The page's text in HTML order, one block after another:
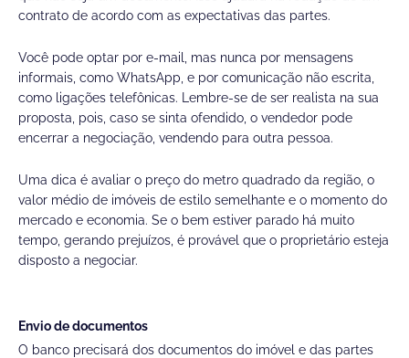
contrato de acordo com as expectativas das partes.
Você pode optar por e-mail, mas nunca por mensagens
informais, como WhatsApp, e por comunicação não escrita,
como ligações telefônicas. Lembre-se de ser realista na sua
proposta, pois, caso se sinta ofendido, o vendedor pode
encerrar a negociação, vendendo para outra pessoa.
Uma dica é avaliar o preço do metro quadrado da região, o
valor médio de imóveis de estilo semelhante e o momento do
mercado e economia. Se o bem estiver parado há muito
tempo, gerando prejuízos, é provável que o proprietário esteja
disposto a negociar.
Envio de documentos
O banco precisará dos documentos do imóvel e das partes